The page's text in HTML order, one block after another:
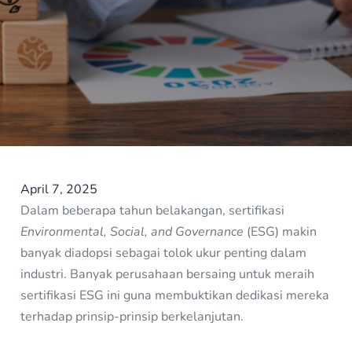
April 7, 2025
Dalam beberapa tahun belakangan, sertifikasi
Environmental, Social, and Governance (ESG) makin
banyak diadopsi sebagai tolok ukur penting dalam
industri. Banyak perusahaan bersaing untuk meraih
sertifikasi ESG ini guna membuktikan dedikasi mereka
terhadap prinsip-prinsip berkelanjutan.